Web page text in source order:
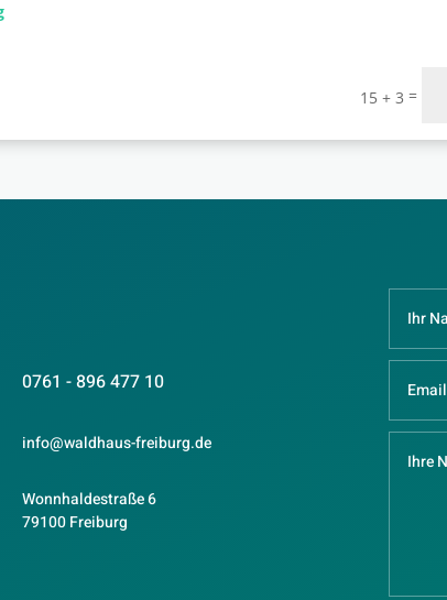
15 + 3 =
0761 - 896 477 10
info@waldhaus-freiburg.de
Wonnhaldestraße 6
79100 Freiburg